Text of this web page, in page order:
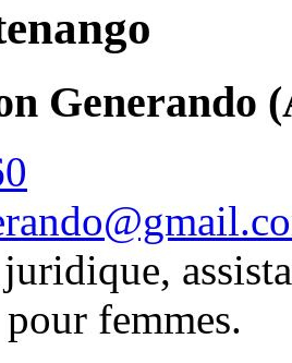
Generando
femmes.